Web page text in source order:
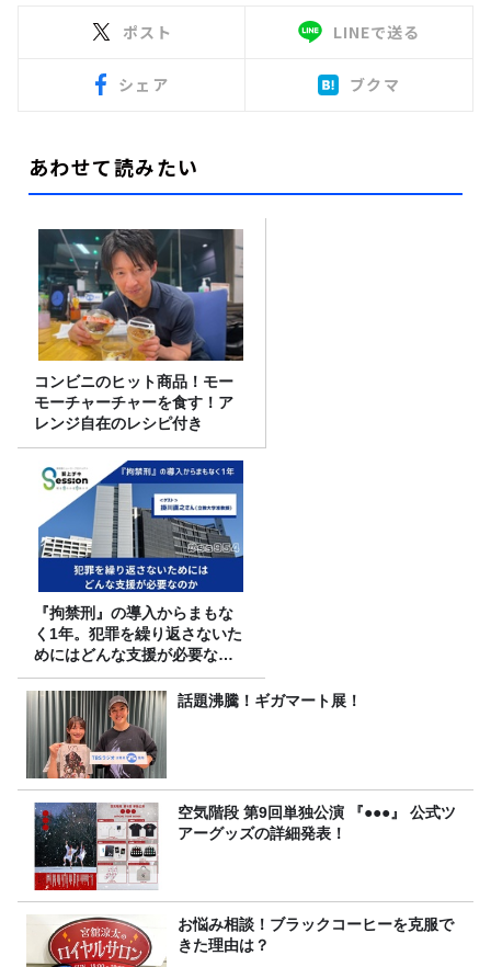
ポスト LINEで送る
シェア ブクマ
あわせて読みたい
コンビニのヒット商品！モー
モーチャーチャーを食す！ア
レンジ自在のレシピ付き
『拘禁刑』の導入からまもな
く1年。犯罪を繰り返さないた
めにはどんな支援が必要なの
か
話題沸騰！ギガマート展！
空気階段 第9回単独公演 『●●●』 公式ツ
アーグッズの詳細発表！
お悩み相談！ブラックコーヒーを克服で
きた理由は？